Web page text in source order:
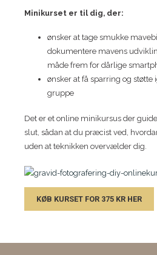
Minikurset er til dig, der:
ønsker at tage smukke
dokumentere mavens
måde frem for dårlige
ønsker at få sparring og
gruppe
Det er et online minikursus der
slut, sådan at du præcist ved,
uden at teknikken overvælder dig.
KØB KURSET FOR 375 KR HER